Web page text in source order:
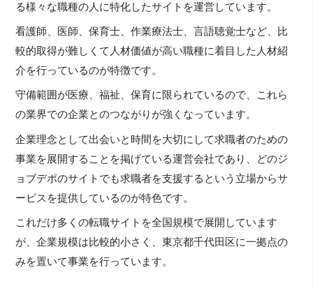
る様々な職種の人に特化したサイトを運営しています。
看護師、医師、保育士、作業療法士、言語聴覚士など、比
較的取得が難しくて人材価値が高い職種に着目した人材紹
介を行っているのが特徴です。
守備範囲が医療、福祉、保育に限られているので、これら
の業界での企業とのつながりが強くなっています。
企業理念として出会いと時間を大切にして求職者のための
事業を展開することを掲げている運営会社であり、どのジ
ョブデポのサイトでも求職者を支援するという立場からサ
ービスを提供しているのが特色です。
これだけ多くの転職サイトを全国規模で展開しています
が、企業規模は比較的小さく、東京都千代田区に一拠点の
みを置いて事業を行っています。